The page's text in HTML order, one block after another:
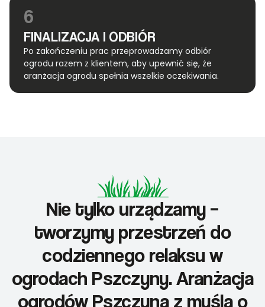
6
FINALIZACJA I ODBIÓR
Po zakończeniu prac przeprowadzamy odbiór
ogrodu razem z klientem, aby upewnić się, że
aranżacja ogrodu spełnia wszelkie oczekiwania.
Nie tylko urządzamy –
tworzymy przestrzeń do
codziennego relaksu w
ogrodach Pszczyny. Aranżacja
ogrodów Pszczyna z myślą o